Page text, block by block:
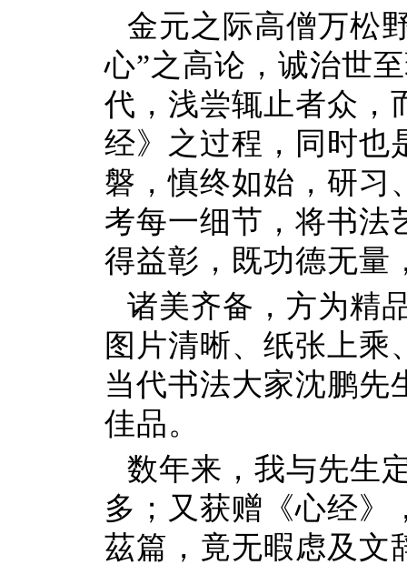
金元之际高僧万松
心”之高论，诚治世
代，浅尝辄止者众，
经》之过程，同时也
磐，慎终如始，研习
考每一细节，将书法
得益彰，既功德无量
诸美齐备，方为精
图片清晰、纸张上乘
当代书法大家沈鹏先
佳品。
数年来，我与先生
多；又获赠《心经》
茲篇，竟无暇虑及文